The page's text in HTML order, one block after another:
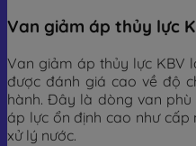
Van giảm áp thủy lực
Van giảm áp thủy lực KBV
được đánh giá cao về độ
hành. Đây là dòng van
áp lực ổn định cao như cấp
xử lý nước.